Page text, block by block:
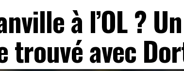
à l’OL ?
trouvé avec